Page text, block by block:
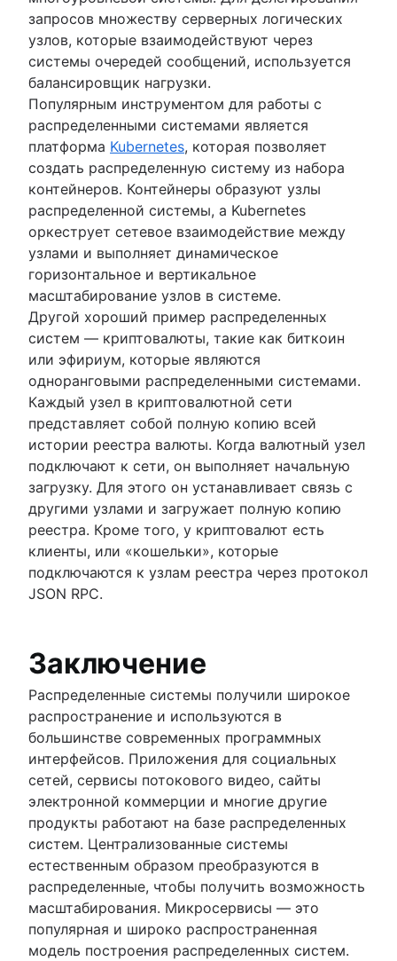
запросов множеству серверных логических
узлов, которые взаимодействуют через
системы очередей сообщений, используется
балансировщик нагрузки.
Популярным инструментом для работы с
распределенными системами является
платформа Kubernetes, которая позволяет
создать распределенную систему из набора
контейнеров. Контейнеры образуют узлы
распределенной системы, а Kubernetes
оркеструет сетевое взаимодействие между
узлами и выполняет динамическое
горизонтальное и вертикальное
масштабирование узлов в системе.
Другой хороший пример распределенных
систем — криптовалюты, такие как биткоин
или эфириум, которые являются
одноранговыми распределенными системами.
Каждый узел в криптовалютной сети
представляет собой полную копию всей
истории реестра валюты. Когда валютный узел
подключают к сети, он выполняет начальную
загрузку. Для этого он устанавливает связь с
другими узлами и загружает полную копию
реестра. Кроме того, у криптовалют есть
клиенты, или «кошельки», которые
подключаются к узлам реестра через протокол
JSON RPC.
Заключение
Распределенные системы получили широкое
распространение и используются в
большинстве современных программных
интерфейсов. Приложения для социальных
сетей, сервисы потокового видео, сайты
электронной коммерции и многие другие
продукты работают на базе распределенных
систем. Централизованные системы
естественным образом преобразуются в
распределенные, чтобы получить возможность
масштабирования. Микросервисы — это
популярная и широко распространенная
модель построения распределенных систем.